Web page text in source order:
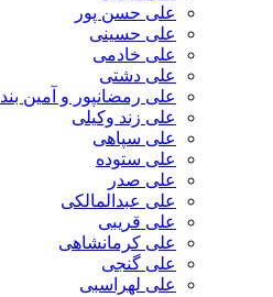
علی حسن پور
علی حسینی
علی خادمی
علی دشتی
علی رمضانپور و آمین بند
علی زند وکیلی
علی سپاهی
علی ستوده
علی صدر
علی عبدالمالکی
علی قریبی
علی کرمانشاهی
علی گنجی
علی لهراسبی